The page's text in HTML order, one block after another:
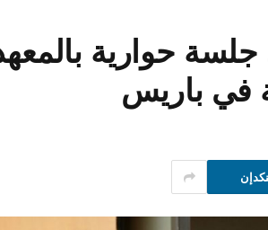
حوارية
في باريس